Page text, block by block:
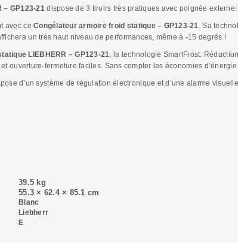
– GP123-21 dispose de 3 tiroirs très pratiques avec poignée
avec ceCongélateur armoire froid statique – GP123-21. Sa
un très haut niveau de performances, même à -15 degrés !
LIEBHERR – GP123-21, la technologie SmartFrost.
ouverture-fermeture faciles. Sans compter les économies
d’un système de régulation électronique et d’une alarme
39.5 kg
55.3 × 62.4 × 85.1 cm
Blanc
Liebherr
E